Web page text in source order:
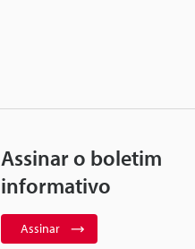
Assinar o boletim
informativo
Assinar